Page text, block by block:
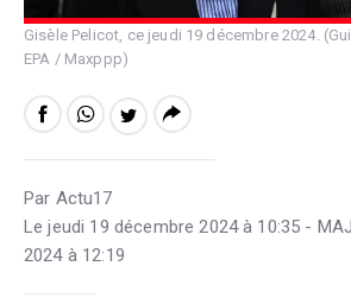
Gisèle Pelicot, ce jeudi 19 décembre 2024.
EPA / Maxppp)
Par Actu17
Le jeudi 19 décembre 2024 à 10:35 -
2024 à 12:19